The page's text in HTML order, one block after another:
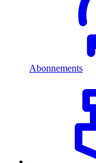
Abonnements